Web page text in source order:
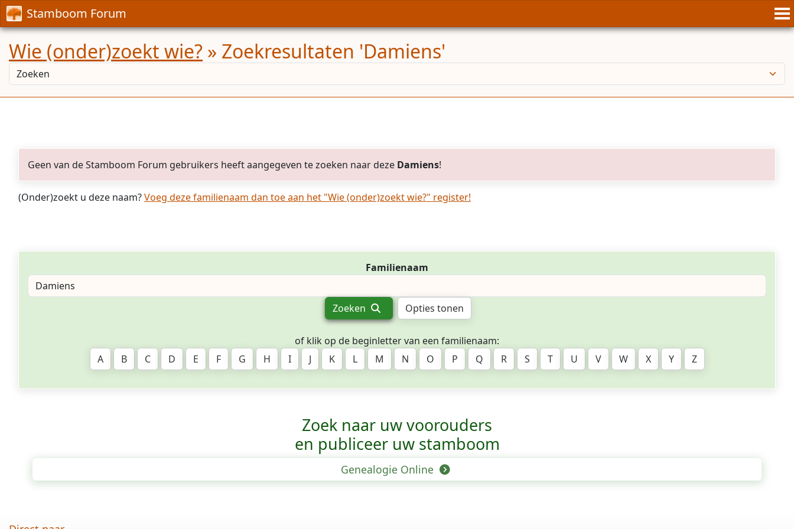
Stamboom Forum
Wie (onder)zoekt wie? » Zoekresultaten 'Damiens'
Geen van de Stamboom Forum gebruikers heeft aangegeven te zoeken naar deze Damiens!
(Onder)zoekt u deze naam?Voeg deze familienaam dan toe aan het "Wie (onder)zoekt wie?" register!
Familienaam
Zoeken Opties tonen
of klik op de beginletter van een familienaam:
A
B C D E F G H I J K L M N O P Q R S T U V W X Y Z
Zoek naar uw voorouders
en publiceer uw stamboom
Genealogie Online